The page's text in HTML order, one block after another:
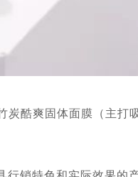
酷爽固体面膜（主